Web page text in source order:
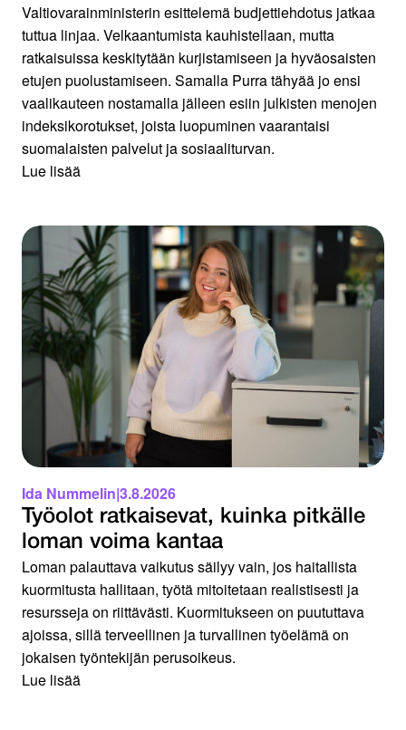
Valtiovarainministerin esittelemä budjettiehdotus jatkaa
tuttua linjaa. Velkaantumista kauhistellaan, mutta
ratkaisuissa keskitytään kurjistamiseen ja hyväosaisten
etujen puolustamiseen. Samalla Purra tähyää jo ensi
vaalikauteen nostamalla jälleen esiin julkisten menojen
indeksikorotukset, joista luopuminen vaarantaisi
suomalaisten palvelut ja sosiaaliturvan.
Lue lisää
Ida Nummelin|3.8.2026
Työolot ratkaisevat, kuinka pitkälle
loman voima kantaa
Loman palauttava vaikutus säilyy vain, jos haitallista
kuormitusta hallitaan, työtä mitoitetaan realistisesti ja
resursseja on riittävästi. Kuormitukseen on puututtava
ajoissa, sillä terveellinen ja turvallinen työelämä on
jokaisen työntekijän perusoikeus.
Lue lisää